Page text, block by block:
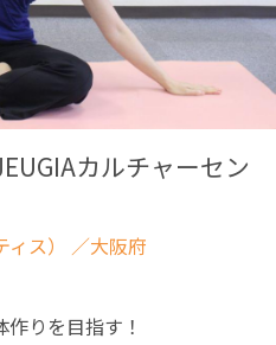
カルチャーセン
ス） ／大阪府
りを目指す！